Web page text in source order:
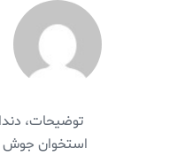
توضیحات،
استخوان جوش